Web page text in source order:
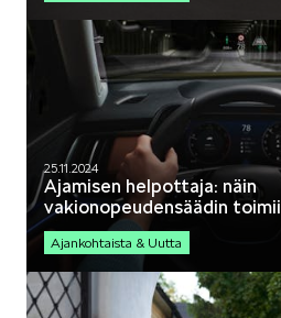
25.11.2024
Ajamisen helpottaja: näin
vakionopeudensäädin toimii
Ajankohtaista & Uutta